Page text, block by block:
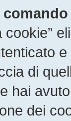
cookie”
di
hai
dei